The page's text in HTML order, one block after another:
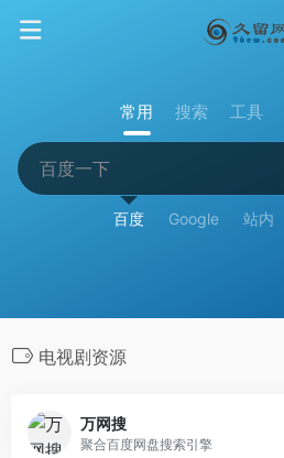
常用 搜索 工具
百度 Google 站内
电视剧资源
万网搜
聚合百度网盘搜索引擎